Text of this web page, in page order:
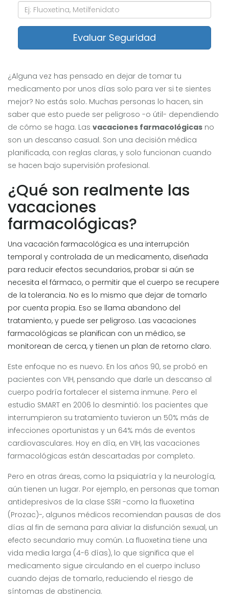
Evaluar Seguridad
¿Alguna vez has pensado en dejar de tomar tu
medicamento por unos días solo para ver si te sientes
mejor? No estás solo. Muchas personas lo hacen, sin
saber que esto puede ser peligroso -o útil- dependiendo
de cómo se haga. Las vacaciones farmacológicas no
son un descanso casual. Son una decisión médica
planificada, con reglas claras, y solo funcionan cuando
se hacen bajo supervisión profesional.
¿Qué son realmente las
vacaciones
farmacológicas?
Una vacación farmacológica es una interrupción
temporal y controlada de un medicamento, diseñada
para reducir efectos secundarios, probar si aún se
necesita el fármaco, o permitir que el cuerpo se recupere
de la tolerancia. No es lo mismo que dejar de tomarlo
por cuenta propia. Eso se llama abandono del
tratamiento, y puede ser peligroso. Las vacaciones
farmacológicas se planifican con un médico, se
monitorean de cerca, y tienen un plan de retorno claro.
Este enfoque no es nuevo. En los años 90, se probó en
pacientes con VIH, pensando que darle un descanso al
cuerpo podría fortalecer el sistema inmune. Pero el
estudio SMART en 2006 lo desmintió: los pacientes que
interrumpieron su tratamiento tuvieron un 50% más de
infecciones oportunistas y un 64% más de eventos
cardiovasculares. Hoy en día, en VIH, las vacaciones
farmacológicas están descartadas por completo.
Pero en otras áreas, como la psiquiatría y la neurología,
aún tienen un lugar. Por ejemplo, en personas que toman
antidepresivos de la clase SSRI -como la fluoxetina
(Prozac)-, algunos médicos recomiendan pausas de dos
días al fin de semana para aliviar la disfunción sexual, un
efecto secundario muy común. La fluoxetina tiene una
vida media larga (4-6 días), lo que significa que el
medicamento sigue circulando en el cuerpo incluso
cuando dejas de tomarlo, reduciendo el riesgo de
síntomas de abstinencia.